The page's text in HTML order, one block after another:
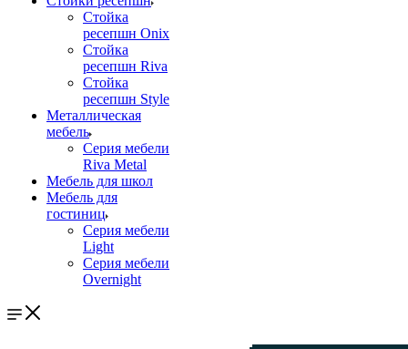
Стойка
ресепшн Onix
Стойка
ресепшн Riva
Стойка
ресепшн Style
Металлическая
мебель
Серия мебели
Riva Metal
Мебель для школ
Мебель для
гостиниц
Серия мебели
Light
Серия мебели
Overnight